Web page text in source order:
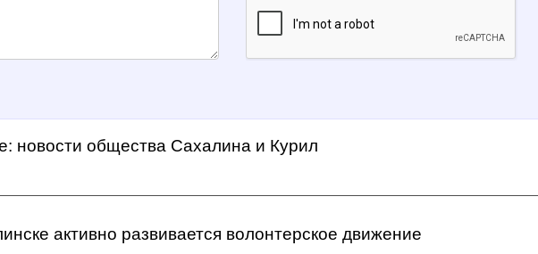
Новости общества Сахалина и Курил
активно развивается волонтерское движение